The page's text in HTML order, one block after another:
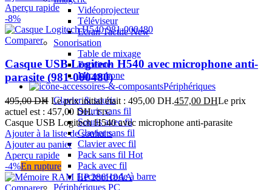
Vidéoprojecteur
Téléviseur
Ecran TactileNew
Sonorisation
Table de mixage
Enceinte
Microphone
Périphériques
Clavier & souris
Souris sans fil
Souris avec fil
Clavier sans fil
Clavier avec fil
Pack sans fil Hot
Pack avec fil
Lecteur code à barre
Périphériques PC
Aperçu rapide
-8%
Comparer
Casque USB Logitech H540 avec microphone anti-
parasite (981-000480)
495,00DH Le prix initial était : 495,00 DH.457,00 DHLe prix
actuel est : 457,00 DH. TTC
Casque USB Logitech H540 avec microphone anti-parasite
Ajouter à la liste de souhaits
Ajouter au panier
Aperçu rapide
-4%En rupture
Comparer